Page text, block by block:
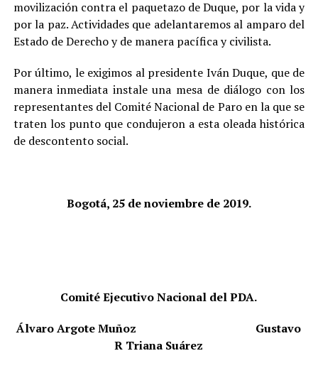
movilización contra el paquetazo de Duque, por la vida y
por la paz. Actividades que adelantaremos al amparo del
Estado de Derecho y de manera pacífica y civilista.
Por último, le exigimos al presidente Iván Duque, que de
manera inmediata instale una mesa de diálogo con los
representantes del Comité Nacional de Paro en la que se
traten los punto que condujeron a esta oleada histórica
de descontento social.
Bogotá, 25 de noviembre de 2019.
Comité Ejecutivo Nacional del PDA.
Álvaro Argote Muñoz
Gustavo
R Triana Suárez